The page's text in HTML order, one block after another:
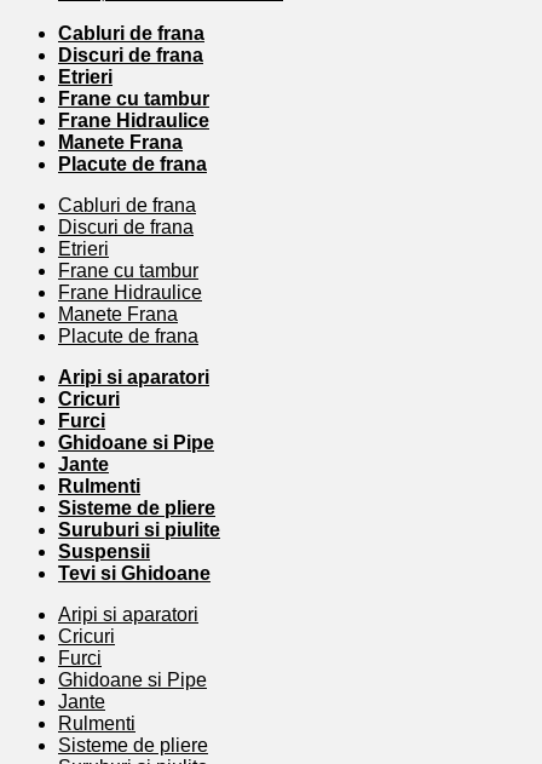
Cabluri de frana
Discuri de frana
Etrieri
Frane cu tambur
Frane Hidraulice
Manete Frana
Placute de frana
Cabluri de frana
Discuri de frana
Etrieri
Frane cu tambur
Frane Hidraulice
Manete Frana
Placute de frana
Aripi si aparatori
Cricuri
Furci
Ghidoane si Pipe
Jante
Rulmenti
Sisteme de pliere
Suruburi si piulite
Suspensii
Tevi si Ghidoane
Aripi si aparatori
Cricuri
Furci
Ghidoane si Pipe
Jante
Rulmenti
Sisteme de pliere